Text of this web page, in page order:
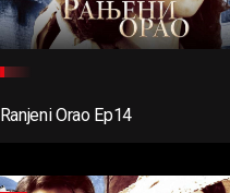
Ranjeni Orao Ep14